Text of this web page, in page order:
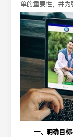
单的重要性，并为
一、明确目